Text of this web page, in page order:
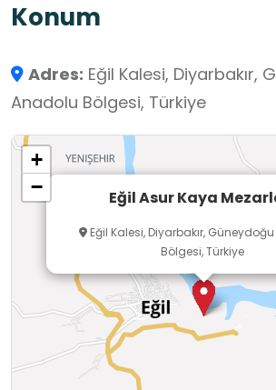
Konum
Adres: Eğil Kalesi, Diyarbakır,
Anadolu Bölgesi, Türkiye
Eğil Asur Kaya
Eğil Kalesi, Diyarbakır,
Bölgesi, Türkiye
+
−